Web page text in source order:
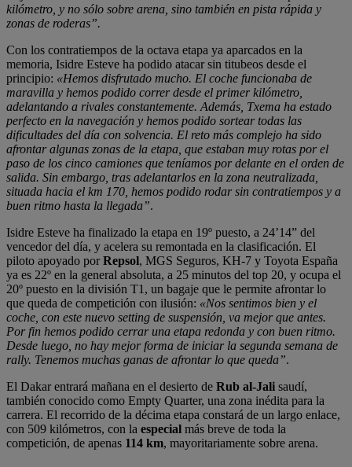
kilómetro, y no sólo sobre arena, sino también en pista rápida y
zonas de roderas”.
Con los contratiempos de la octava etapa ya aparcados en la
memoria, Isidre Esteve ha podido atacar sin titubeos desde el
principio: «Hemos disfrutado mucho. El coche funcionaba de
maravilla y hemos podido correr desde el primer kilómetro,
adelantando a rivales constantemente. Además, Txema ha estado
perfecto en la navegación y hemos podido sortear todas las
dificultades del día con solvencia. El reto más complejo ha sido
afrontar algunas zonas de la etapa, que estaban muy rotas por el
paso de los cinco camiones que teníamos por delante en el orden de
salida. Sin embargo, tras adelantarlos en la zona neutralizada,
situada hacia el km 170, hemos podido rodar sin contratiempos y a
buen ritmo hasta la llegada”.
Isidre Esteve ha finalizado la etapa en 19º puesto, a 24’14” del
vencedor del día, y acelera su remontada en la clasificación. El
piloto apoyado porRepsol, MGS Seguros, KH-7 y Toyota España
ya es 22º en la general absoluta, a 25 minutos del top 20, y ocupa el
20º puesto en la división T1, un bagaje que le permite afrontar lo
que queda de competición con ilusión: «Nos sentimos bien y el
coche, con este nuevo setting de suspensión, va mejor que antes.
Por fin hemos podido cerrar una etapa redonda y con buen ritmo.
Desde luego, no hay mejor forma de iniciar la segunda semana de
rally. Tenemos muchas ganas de afrontar lo que queda”.
El Dakar entrará mañana en el desierto de Rub al-Jali saudí,
también conocido como Empty Quarter, una zona inédita para la
carrera. El recorrido de la décima etapa constará de un largo enlace,
con 509 kilómetros, con la especial más breve de toda la
competición, de apenas 114 km, mayoritariamente sobre arena.